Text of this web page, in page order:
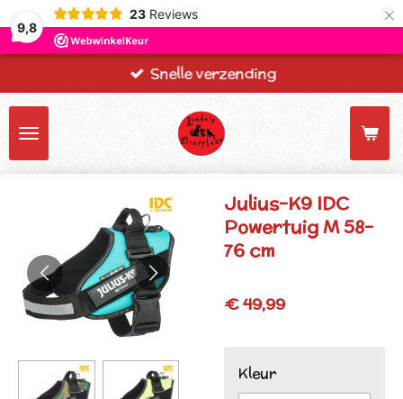
9,8
23 Reviews ×
Snelle verzending
Julius-K9 IDC
Powertuig M 58-
76 cm
€ 49,99
Kleur